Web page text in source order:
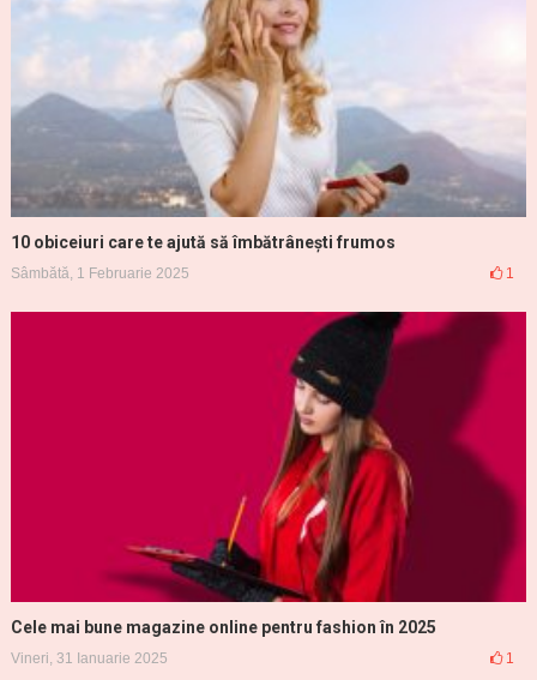
10 obiceiuri care te ajută să îmbătrânești frumos
Sâmbătă, 1 Februarie 2025 1
Cele mai bune magazine online pentru fashion în 2025
Vineri, 31 Ianuarie 2025 1